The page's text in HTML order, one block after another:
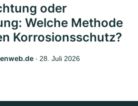
oder
Welche Methode
Korrosionsschutz?
‧ 28. Juli 2026